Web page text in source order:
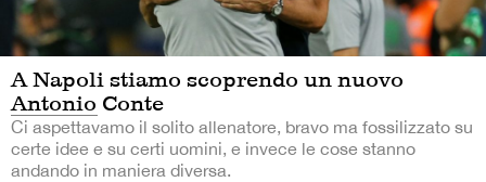
A Napoli stiamo scoprendo un nuovo
Antonio Conte
Ci aspettavamo il solito allenatore, bravo ma fossilizzato su
certe idee e su certi uomini, e invece le cose stanno
andando in maniera diversa.